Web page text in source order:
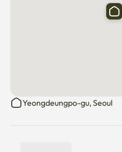
Yeongdeungpo-gu, Seoul